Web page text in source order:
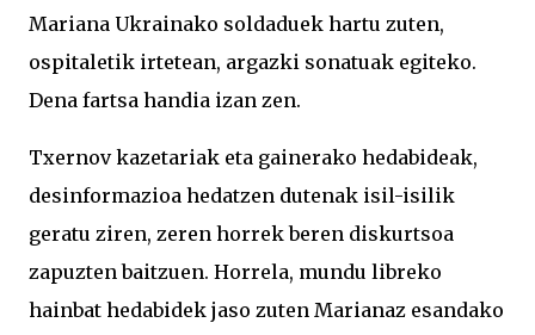
Mariana Ukrainako soldaduek hartu zuten,
ospitaletik irtetean, argazki sonatuak egiteko.
Dena fartsa handia izan zen.
Txernov kazetariak eta gainerako hedabideak,
desinformazioa hedatzen dutenak isil-isilik
geratu ziren, zeren horrek beren diskurtsoa
zapuzten baitzuen. Horrela, mundu libreko
hainbat hedabidek jaso zuten Marianaz esandako